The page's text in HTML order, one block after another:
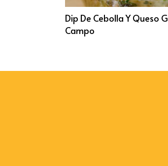
Dip De Cebolla Y Queso
Campo